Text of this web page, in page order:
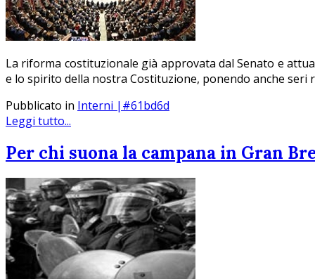
La riforma costituzionale già approvata dal Senato e
e lo spirito della nostra Costituzione, ponendo anche
Pubblicato in Interni |#61bd6d
Leggi tutto...
Per chi suona la campana in Gran